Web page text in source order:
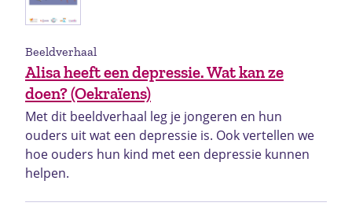
Alisa heeft een depressie. Wat kan ze
doen? (Oekraïens)
Beeldverhaal
Met dit beeldverhaal leg je jongeren en hun
ouders uit wat een depressie is. Ook vertellen we
hoe ouders hun kind met een depressie kunnen
helpen.